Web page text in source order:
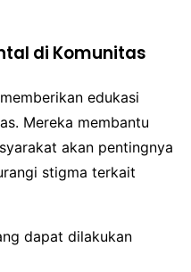
di Komunitas
edukasi
Mereka membantu
akan pentingnya
stigma terkait
dapat dilakukan